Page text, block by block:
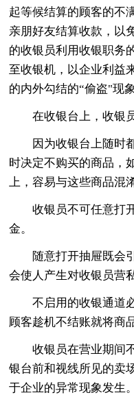
起等候结算的顾客的不
亲朋好友结算收款，以
的收银员利用收银职务
至收银机，以企业利益
的内外勾结的“偷盗"现象
在收银台上，收银员
因为收银台上随时都
时决定不购买的商品，
上，容易与这些商品混
收银员不可任意打开
金。
随意打开抽屉既会引
会使人产生对收银员营
不启用的收银通道必
顾客趁机不结账就将商
收银员在营业期间不
银台前和视线所见的卖
于企业的异常现象发生。